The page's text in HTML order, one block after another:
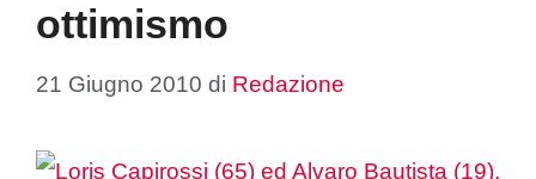
ottimismo
21 Giugno 2010 di Redazione